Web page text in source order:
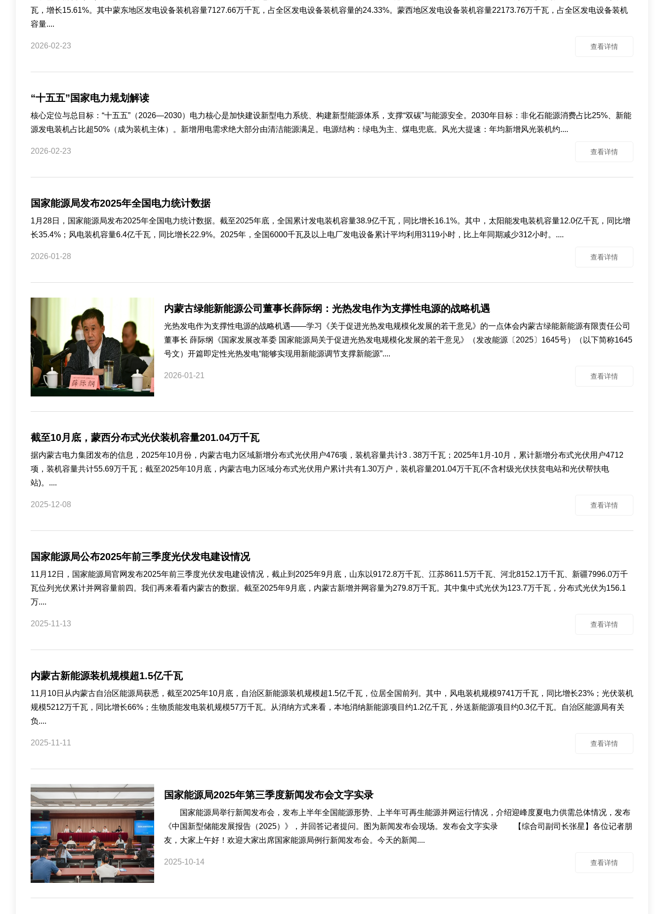
瓦，增长15.61%。其中蒙东地区发电设备装机容量7127.66万千瓦，占全区发电设备装机容量的24.33%。蒙西地区发电设备装机容量22173.76万千瓦，占全区发电设备装机
容量....
2026-02-23 查看详情
“十五五”国家电力规划解读
核心定位与总目标：“十五五”（2026—2030）电力核心是加快建设新型电力系统、构建新型能源体系，支撑“双碳”与能源安全。2030年目标：非化石能源消费占比25%、新能
源发电装机占比超50%（成为装机主体）。新增用电需求绝大部分由清洁能源满足。电源结构：绿电为主、煤电兜底。风光大提速：年均新增风光装机约....
2026-02-23 查看详情
国家能源局发布2025年全国电力统计数据
1月28日，国家能源局发布2025年全国电力统计数据。截至2025年底，全国累计发电装机容量38.9亿千瓦，同比增长16.1%。其中，太阳能发电装机容量12.0亿千瓦，同比增
长35.4%；风电装机容量6.4亿千瓦，同比增长22.9%。2025年，全国6000千瓦及以上电厂发电设备累计平均利用3119小时，比上年同期减少312小时。....
2026-01-28 查看详情
内蒙古绿能新能源公司董事长薛际纲：光热发电作为支撑性电源的战略机遇
光热发电作为支撑性电源的战略机遇——学习《关于促进光热发电规模化发展的若干意见》的一点体会内蒙古绿能新能源有限责任公司
董事长 薛际纲《国家发展改革委 国家能源局关于促进光热发电规模化发展的若干意见》（发改能源〔2025〕1645号）（以下简称1645
号文）开篇即定性光热发电“能够实现用新能源调节支撑新能源”....
2026-01-21 查看详情
截至10月底，蒙西分布式光伏装机容量201.04万千瓦
据内蒙古电力集团发布的信息，2025年10月份，内蒙古电力区域新增分布式光伏用户476项，装机容量共计3 . 38万千瓦；2025年1月-10月，累计新增分布式光伏用户4712
项，装机容量共计55.69万千瓦；截至2025年10月底，内蒙古电力区域分布式光伏用户累计共有1.30万户，装机容量201.04万千瓦(不含村级光伏扶贫电站和光伏帮扶电
站)。....
2025-12-08 查看详情
国家能源局公布2025年前三季度光伏发电建设情况
11月12日，国家能源局官网发布2025年前三季度光伏发电建设情况，截止到2025年9月底，山东以9172.8万千瓦、江苏8611.5万千瓦、河北8152.1万千瓦、新疆7996.0万千
瓦位列光伏累计并网容量前四。我们再来看看内蒙古的数据。截至2025年9月底，内蒙古新增并网容量为279.8万千瓦。其中集中式光伏为123.7万千瓦，分布式光伏为156.1
万....
2025-11-13 查看详情
内蒙古新能源装机规模超1.5亿千瓦
11月10日从内蒙古自治区能源局获悉，截至2025年10月底，自治区新能源装机规模超1.5亿千瓦，位居全国前列。其中，风电装机规模9741万千瓦，同比增长23%；光伏装机
规模5212万千瓦，同比增长66%；生物质能发电装机规模57万千瓦。从消纳方式来看，本地消纳新能源项目约1.2亿千瓦，外送新能源项目约0.3亿千瓦。自治区能源局有关
负....
2025-11-11 查看详情
国家能源局2025年第三季度新闻发布会文字实录
国家能源局举行新闻发布会，发布上半年全国能源形势、上半年可再生能源并网运行情况，介绍迎峰度夏电力供需总体情况，发布
《中国新型储能发展报告（2025）》，并回答记者提问。图为新闻发布会现场。发布会文字实录 【综合司副司长张星】各位记者朋
友，大家上午好！欢迎大家出席国家能源局例行新闻发布会。今天的新闻....
2025-10-14 查看详情